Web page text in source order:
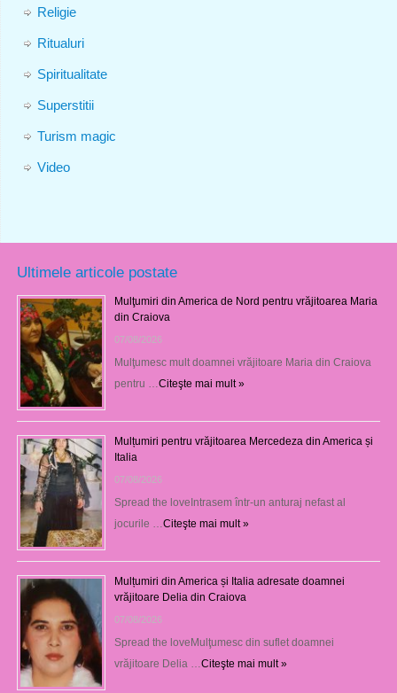
Religie
Ritualuri
Spiritualitate
Superstitii
Turism magic
Video
Ultimele articole postate
Mulţumiri din America de Nord pentru vrăjitoarea Maria
din Craiova
07/08/2026
Mulţumesc mult doamnei vrăjitoare Maria din Craiova
pentru …Citeşte mai mult »
Mulțumiri pentru vrăjitoarea Mercedeza din America și
Italia
07/08/2026
Spread the loveIntrasem într-un anturaj nefast al
jocurile …Citeşte mai mult »
Mulțumiri din America și Italia adresate doamnei
vrăjitoare Delia din Craiova
07/08/2026
Spread the loveMulţumesc din suflet doamnei
vrăjitoare Delia …Citeşte mai mult »